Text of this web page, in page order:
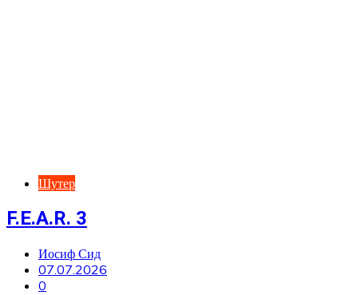
Шутер
F.E.A.R. 3
Иосиф Сид
07.07.2026
0